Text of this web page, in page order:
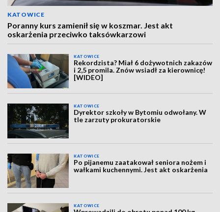
KATOWICE
Poranny kurs zamienił się w koszmar. Jest akt
oskarżenia przeciwko taksówkarzowi
KATOWICE
Rekordzista? Miał 6 dożywotnich zakazów
i 2,5 promila. Znów wsiadł za kierownicę!
[WIDEO]
KATOWICE
Dyrektor szkoły w Bytomiu odwołany. W
tle zarzuty prokuratorskie
KATOWICE
Po pijanemu zaatakował seniora nożem i
wałkami kuchennymi. Jest akt oskarżenia
KATOWICE